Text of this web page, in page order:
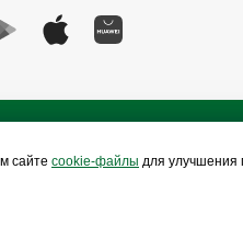
сайте cookie-файлы для улучшения